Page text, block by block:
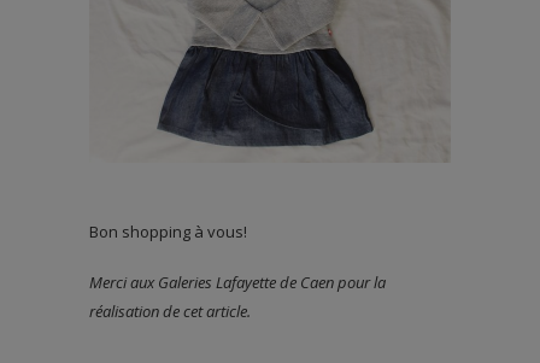
Bon shopping à vous!
Merci aux Galeries Lafayette de Caen pour la
réalisation de cet article.